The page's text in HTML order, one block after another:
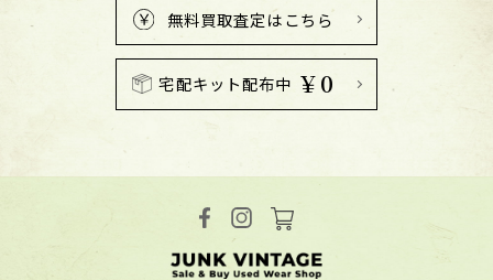
無料買取査定はこちら
宅配キット配布中 ￥0